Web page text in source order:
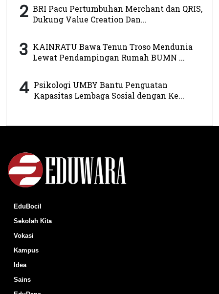
2 BRI Pacu Pertumbuhan Merchant dan QRIS,
Dukung Value Creation Dan...
3 KAINRATU Bawa Tenun Troso Mendunia
Lewat Pendampingan Rumah BUMN ...
4 Psikologi UMBY Bantu Penguatan
Kapasitas Lembaga Sosial dengan Ke...
EduBocil
Sekolah Kita
Vokasi
Kampus
Idea
Sains